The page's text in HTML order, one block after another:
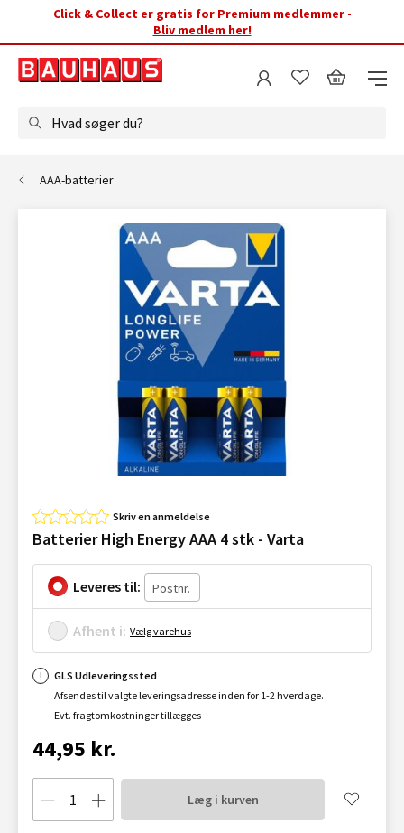
Click & Collect er gratis for Premium medlemmer -
Bliv medlem her!
Hvad søger du?
AAA-batterier
Skriv en anmeldelse
Batterier High Energy AAA 4 stk - Varta
Leveres til:
Afhent i: Vælg varehus
GLS Udleveringssted
Afsendes til valgte leveringsadresse inden for 1-2 hverdage.
Evt. fragtomkostninger tillægges
44,95 kr.
Læg i kurven